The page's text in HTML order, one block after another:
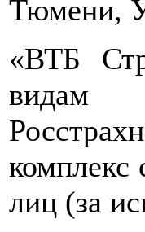
Тюмени,
«ВТБ
видам
комплекс
лиц (за